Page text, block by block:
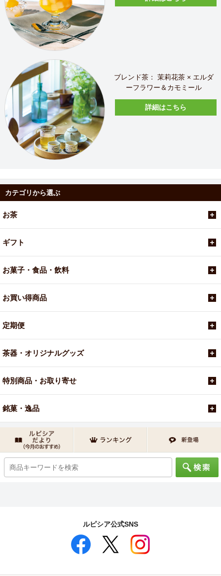
ブレンド茶： 茉莉花茶 × エルダ
ーフラワー＆カモミール
詳細はこちら
カテゴリから選ぶ
お茶
ギフト
お菓子・食品・飲料
お買い得商品
定期便
茶器・オリジナルグッズ
特別商品・お取り寄せ
銘菓・逸品
ルピシア公式SNS